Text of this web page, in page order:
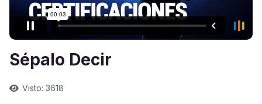
Sépalo Decir
Visto: 3618